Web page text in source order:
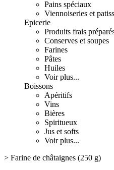
Pains spéciaux
Viennoiseries et
Epicerie
Produits frais
Conserves et soupes
Farines
Pâtes
Huiles
Voir plus...
Boissons
Apéritifs
Vins
Bières
Spiritueux
Jus et softs
Voir plus...
> Farine de châtaignes (250 g)